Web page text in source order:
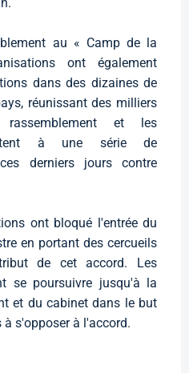
au « Camp de la
ont également
dans des dizaines de
réunissant des milliers
et les
à une série de
derniers jours contre
ont bloqué l'entrée du
en portant des cercueils
de cet accord. Les
se poursuivre jusqu'à la
et du cabinet dans le but
s'opposer à l'accord.